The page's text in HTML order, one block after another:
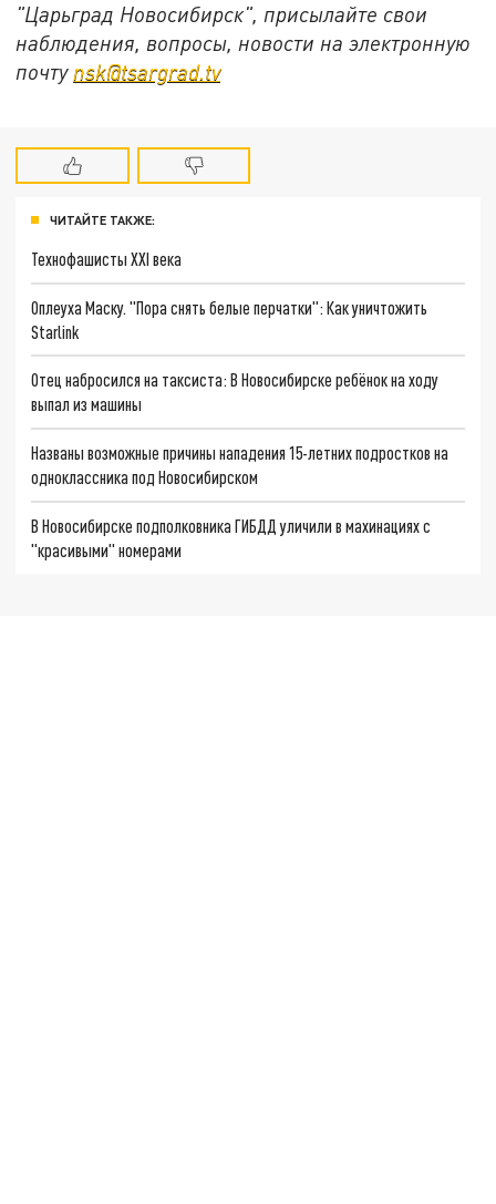
"Царьград Новосибирск", присылайте свои
наблюдения, вопросы, новости на электронную
почту nsk@tsargrad.tv
ЧИТАЙТЕ ТАКЖЕ:
Технофашисты XXI века
Оплеуха Маску. "Пора снять белые перчатки": Как уничтожить
Starlink
Отец набросился на таксиста: В Новосибирске ребёнок на ходу
выпал из машины
Названы возможные причины нападения 15-летних подростков на
одноклассника под Новосибирском
В Новосибирске подполковника ГИБДД уличили в махинациях с
"красивыми" номерами